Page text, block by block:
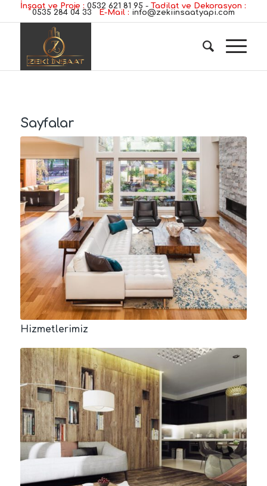
İnşaat ve Proje : 0532 621 81 95 - Tadilat ve Dekorasyon :
0535 284 04 33 E-Mail : info@zekiinsaatyapi.com
Sayfalar
Hizmetlerimiz